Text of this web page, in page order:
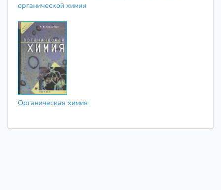
органической химии
Органическая химия